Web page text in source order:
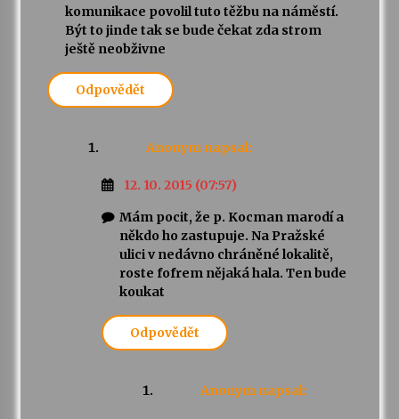
komunikace povolil tuto těžbu na náměstí.
Být to jinde tak se bude čekat zda strom
ještě neobživne
Odpovědět
Anonym napsal:
12. 10. 2015 (07:57)
Mám pocit, že p. Kocman marodí a
někdo ho zastupuje. Na Pražské
ulici v nedávno chráněné lokalitě,
roste fofrem nějaká hala. Ten bude
koukat
Odpovědět
Anonym napsal: